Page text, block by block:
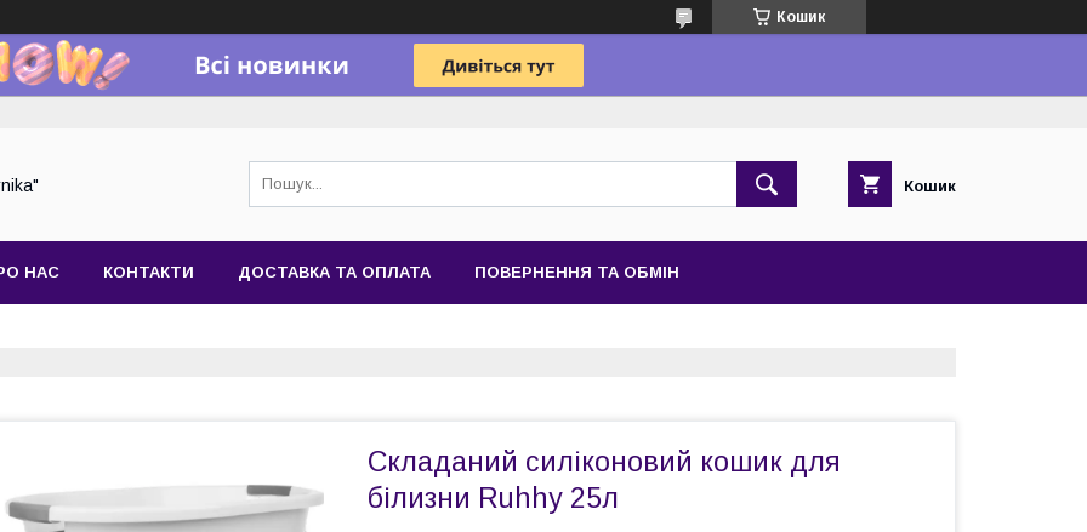
Кошик
Кошик
НАС КОНТАКТИ ДОСТАВКА ТА ОПЛАТА ПОВЕРНЕННЯ ТА ОБМІН
Складаний силіконовий кошик для
білизни Ruhhy 25л